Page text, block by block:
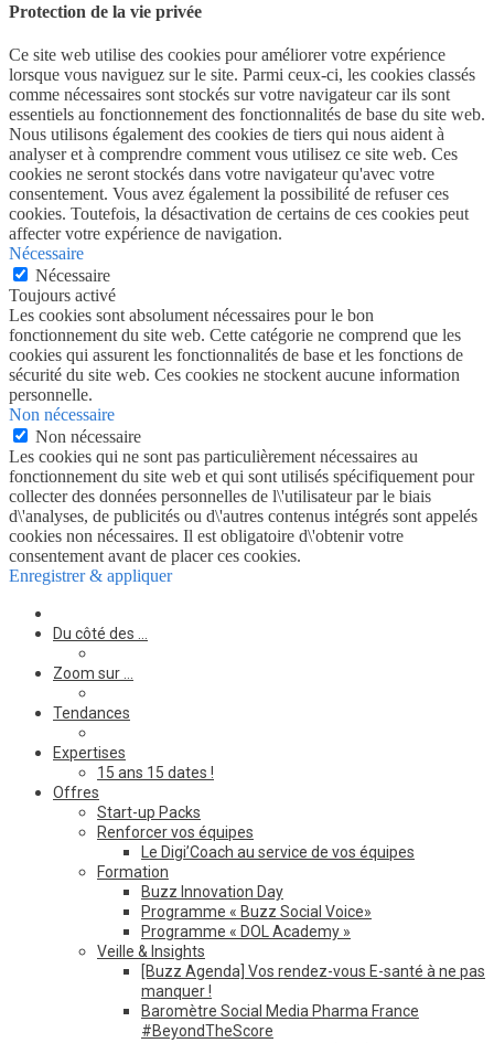
Protection de la vie privée
Ce site web utilise des cookies pour améliorer votre expérience
lorsque vous naviguez sur le site. Parmi ceux-ci, les cookies classés
comme nécessaires sont stockés sur votre navigateur car ils sont
essentiels au fonctionnement des fonctionnalités de base du site web.
Nous utilisons également des cookies de tiers qui nous aident à
analyser et à comprendre comment vous utilisez ce site web. Ces
cookies ne seront stockés dans votre navigateur qu'avec votre
consentement. Vous avez également la possibilité de refuser ces
cookies. Toutefois, la désactivation de certains de ces cookies peut
affecter votre expérience de navigation.
Nécessaire
Nécessaire
Toujours activé
Les cookies sont absolument nécessaires pour le bon
fonctionnement du site web. Cette catégorie ne comprend que les
cookies qui assurent les fonctionnalités de base et les fonctions de
sécurité du site web. Ces cookies ne stockent aucune information
personnelle.
Non nécessaire
Non nécessaire
Les cookies qui ne sont pas particulièrement nécessaires au
fonctionnement du site web et qui sont utilisés spécifiquement pour
collecter des données personnelles de l\'utilisateur par le biais
d\'analyses, de publicités ou d\'autres contenus intégrés sont appelés
cookies non nécessaires. Il est obligatoire d\'obtenir votre
consentement avant de placer ces cookies.
Enregistrer & appliquer
Du côté des …
Zoom sur …
Tendances
Expertises
15 ans 15 dates !
Offres
Start-up Packs
Renforcer vos équipes
Le Digi’Coach au service de vos équipes
Formation
Buzz Innovation Day
Programme « Buzz Social Voice»
Programme « DOL Academy »
Veille & Insights
[Buzz Agenda] Vos rendez-vous E-santé à ne pas
manquer !
Baromètre Social Media Pharma France
#BeyondTheScore